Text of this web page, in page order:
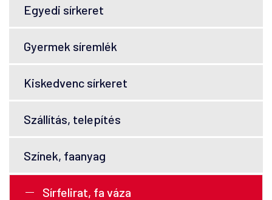
Egyedi sírkeret
Gyermek síremlék
Kiskedvenc sírkeret
Szállítás, telepítés
Színek, faanyag
Sírfelirat, fa váza